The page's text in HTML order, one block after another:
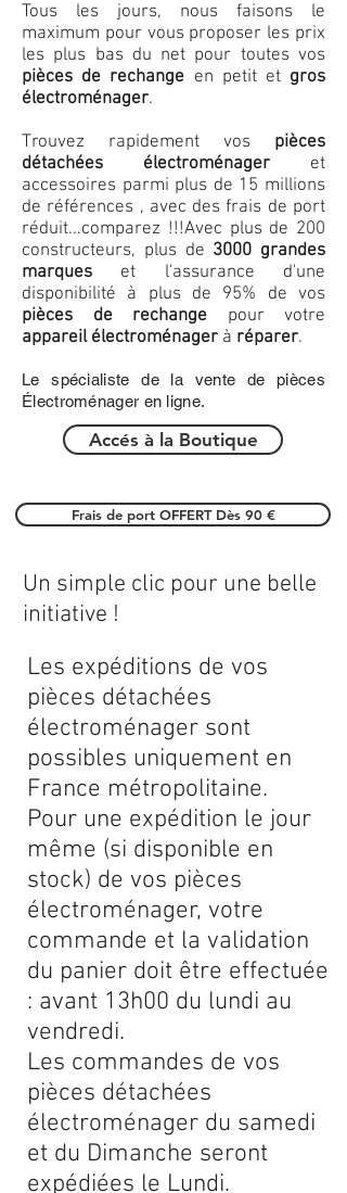
Tous les jours, nous faisons le
maximum pour vous proposer les prix
les plus bas du net pour toutes vos
pièces de rechange en petit et gros
électroménager.
Trouvez rapidement vos pièces
détachées électroménager et
accessoires parmi plus de 15 millions
de références , avec des frais de port
réduit...comparez !!!Avec plus de 200
constructeurs, plus de 3000 grandes
marques et l'assurance d'une
disponibilité à plus de 95% de vos
pièces de rechange pour votre
appareil électroménager à réparer.
Le spécialiste de la vente de pièces
Électroménager en ligne.
Accés à la Boutique
Frais de port OFFERT Dès 90 €
Les expéditions de vos
pièces détachées
électroménager sont
possibles uniquement en
France métropolitaine.
Pour une expédition le jour
même (si disponible en
stock) de vos pièces
électroménager, votre
commande et la validation
du panier doit être effectuée
: avant 13h00 du lundi au
vendredi.
Les commandes de vos
pièces détachées
électroménager du samedi
et du Dimanche seront
expédiées le Lundi.
Un simple clic pour une belle
initiative !